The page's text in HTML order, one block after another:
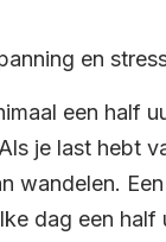
en
een half
je last hebt
wandelen.
dag een half